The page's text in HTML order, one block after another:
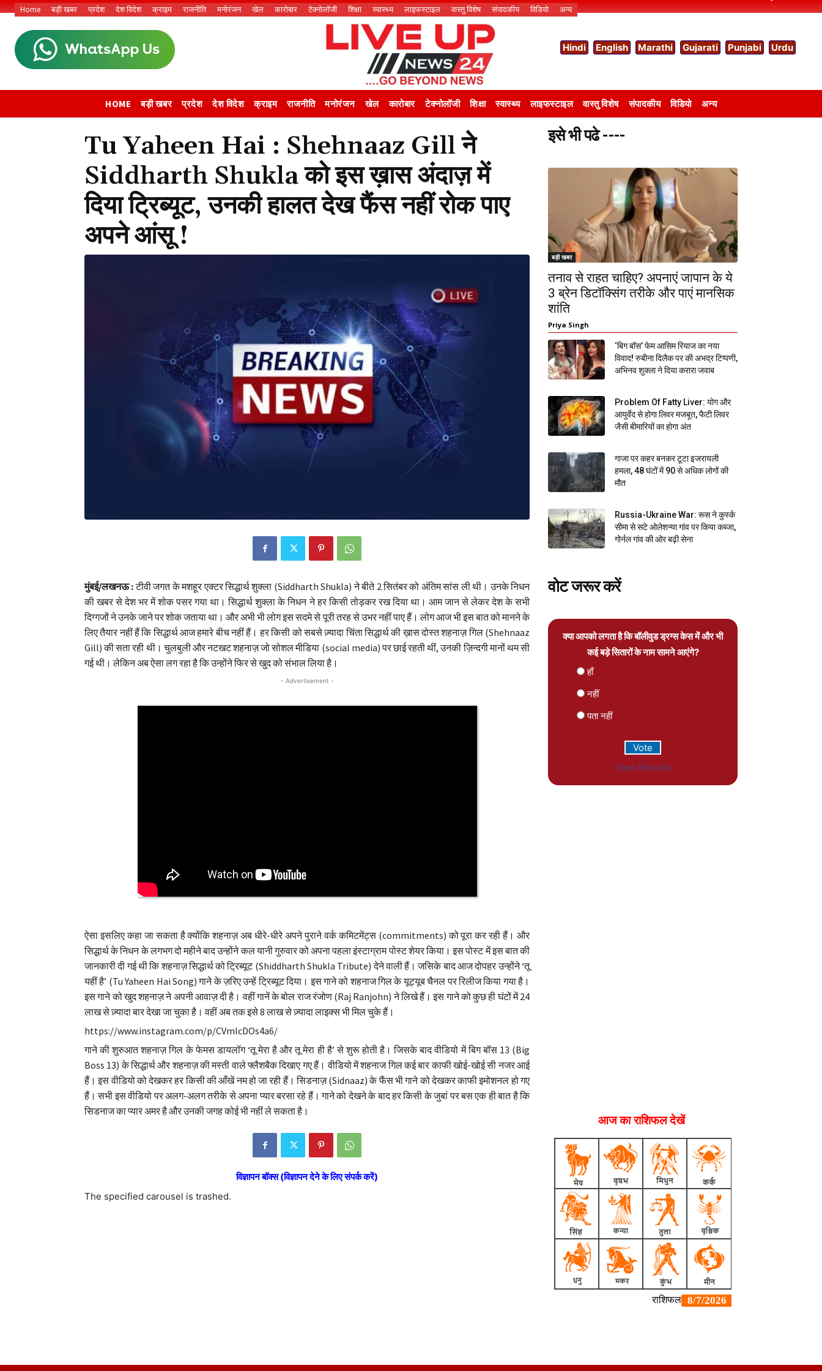
Home बड़ी खबर प्रदेश देश विदेश क्राइम राजनीति मनोरंजन खेल कारोबार टेक्नोलॉजी शिक्षा स्वास्थ्य लाइफस्टाइल वास्तु विशेष संपादकीय विडियो अन्य
Hindi English Marathi Gujarati Punjabi Urdu
HOME बड़ी खबर प्रदेश देश विदेश क्राइम राजनीति मनोरंजन खेल कारोबार टेक्नोलॉजी शिक्षा स्वास्थ्य लाइफस्टाइल वास्तु विशेष संपादकीय विडियो अन्य
Tu Yaheen Hai : Shehnaaz Gill ने
Siddharth Shukla को इस ख़ास अंदाज़ में
दिया ट्रिब्यूट, उनकी हालत देख फैंस नहीं रोक पाए
अपने आंसू !
मुंबई/लखनऊ :टीवी जगत के मशहूर एक्टर सिद्धार्थ शुक्ला (Siddharth Shukla) ने बीते 2 सितंबर को अंतिम सांस ली थी। उनके निधन
की खबर से देश भर में शोक पसर गया था। सिद्धार्थ शुक्ला के निधन ने हर किसी तोड़कर रख दिया था। आम जान से लेकर देश के सभी
दिग्गजों ने उनके जाने पर शोक जताया था। और अभी भी लोग इस सदमे से पूरी तरह से उभर नहीं पाए हैं। लोग आज भी इस बात को मानने के
लिए तैयार नहीं हैं कि सिद्धार्थ आज हमारे बीच नहीं हैं। हर किसी को सबसे ज़्यादा चिंता सिद्धार्थ की ख़ास दोस्त शहनाज़ गिल (Shehnaaz
Gill) की सता रही थी। चुलबुली और नटखट शहनाज़ जो सोशल मीडिया (social media) पर छाई रहती थीं, उनकी ज़िन्दगी मानों थम सी
गई थी। लेकिन अब ऐसा लग रहा है कि उन्होंने फिर से खुद को संभाल लिया है।
- Advertisement -
ऐसा इसलिए कहा जा सकता है क्योंकि शहनाज़ अब धीरे-धीरे अपने पुराने वर्क कमिटमेंट्स (commitments) को पूरा कर रही हैं। और
सिद्धार्थ के निधन के लगभग दो महीने बाद उन्होंने कल यानी गुरुवार को अपना पहला इंस्टाग्राम पोस्ट शेयर किया। इस पोस्ट में इस बात की
जानकारी दी गई थी कि शहनाज़ सिद्धार्थ को ट्रिब्यूट (Shiddharth Shukla Tribute) देने वाली हैं। जसिके बाद आज दोपहर उन्होंने ‘तू
यहीं है’ (Tu Yaheen Hai Song) गाने के ज़रिए उन्हें ट्रिब्यूट दिया। इस गाने को शहनाज गिल के यूट्यूब चैनल पर रिलीज किया गया है।
इस गाने को खुद शहनाज़ ने अपनी आवाज़ दी है। वहीं गानें के बोल राज रंजोण (Raj Ranjohn) ने लिखे हैं। इस गाने को कुछ ही घंटों में 24
लाख से ज़्यादा बार देखा जा चुका है। वहीं अब तक इसे 8 लाख से ज़्यादा लाइक्स भी मिल चुके हैं।
https://www.instagram.com/p/CVmlcDOs4a6/
गाने की शुरुआत शहनाज़ गिल के फेमस डायलॉग ‘तू मेरा है और तू मेरा ही है’ से शुरू होती है। जिसके बाद वीडियो में बिग बॉस 13 (Big
Boss 13) के सिद्धार्थ और शहनाज़ की मस्ती वाले फ्लैशबैक दिखाए गए हैं। वीडियो में शहनाज गिल कई बार काफी खोई-खोई सी नजर आई
हैं। इस वीडियो को देखकर हर किसी की आँखें नम हो जा रही हैं। सिडनाज़ (Sidnaaz) के फैंस भी गाने को देखकर काफी इमोशनल हो गए
हैं। सभी इस वीडियो पर अलग-अलग तरीके से अपना प्यार बरसा रहे हैं। गाने को देखने के बाद हर किसी के जुबां पर बस एक ही बात है कि
सिडनाज का प्यार अमर है और उनकी जगह कोई भी नहीं ले सकता है।
विज्ञापन बॉक्स (विज्ञापन देने के लिए संपर्क करें)
The specified carousel is trashed.
इसे भी पढे ----
बड़ी खबर
तनाव से राहत चाहिए? अपनाएं जापान के ये
3 ब्रेन डिटॉक्सिंग तरीके और पाएं मानसिक
शांति
Priya Singh
‘बिग बॉस’ फेम आसिम रियाज का नया
विवाद! रुबीना दिलैक पर की अभद्र टिप्पणी,
अभिनव शुक्ला ने दिया करारा जवाब
Problem Of Fatty Liver: योग और
आयुर्वेद से होगा लिवर मजबूत, फैटी लिवर
जैसी बीमारियों का होगा अंत
गाजा पर कहर बनकर टूटा इजरायली
हमला, 48 घंटों में 90 से अधिक लोगों की
मौत
Russia-Ukraine War: रूस ने कुर्स्क
सीमा से सटे ओलेशन्या गांव पर किया कब्जा,
गोर्नल गांव की ओर बढ़ी सेना
वोट जरूर करें
क्या आपको लगता है कि बॉलीवुड ड्रग्स केस में और भी
कई बड़े सितारों के नाम सामने आएंगे?
हाँ
नहीं
पता नहीं
View Results
आज का राशिफल देखें